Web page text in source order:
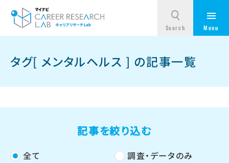
タグ[ メンタルヘルス ] の記事一覧
記事を絞り込む
全て
調査・データのみ